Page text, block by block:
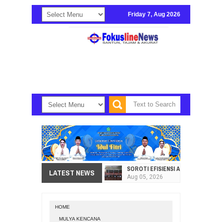
Friday 7, Aug 2026
LATEST NEWS SOROTI EFISIENSI APBD, DPRD
Aug 05, 2026
HOME
MULYA KENCANA